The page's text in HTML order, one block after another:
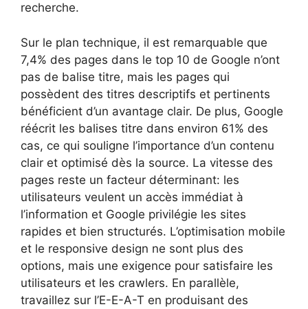
recherche.
Sur le plan technique, il est remarquable que
7,4% des pages dans le top 10 de Google n’ont
pas de balise titre, mais les pages qui
possèdent des titres descriptifs et pertinents
bénéficient d’un avantage clair. De plus, Google
réécrit les balises titre dans environ 61% des
cas, ce qui souligne l’importance d’un contenu
clair et optimisé dès la source. La vitesse des
pages reste un facteur déterminant: les
utilisateurs veulent un accès immédiat à
l’information et Google privilégie les sites
rapides et bien structurés. L’optimisation mobile
et le responsive design ne sont plus des
options, mais une exigence pour satisfaire les
utilisateurs et les crawlers. En parallèle,
travaillez sur l’E-E-A-T en produisant des